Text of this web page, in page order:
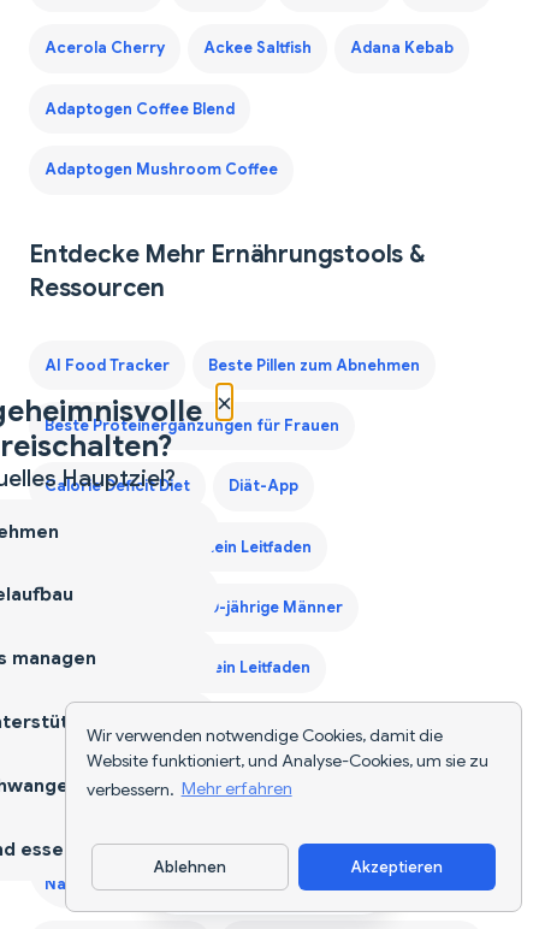
Wir verwenden notwendige Cookies, damit die
Website funktioniert, und Analyse-Cookies, um sie zu
verbessern. Mehr erfahren
Ablehnen Akzeptieren
Acerola Cherry Ackee Saltfish Adana Kebab
Adaptogen Coffee Blend
Adaptogen Mushroom Coffee
Entdecke Mehr Ernährungstools &
Ressourcen
AI Food Tracker Beste Pillen zum Abnehmen
Beste Proteinergänzungen für Frauen
Calorie Deficit Diet Diät-App
Drittes Trimester Protein Leitfaden
Ernährungsplan für 40-jährige Männer
Erstes Trimester Protein Leitfaden
Gewichtszunahme Diätplan Deutschland
Kalorien für deutsches Essen berechnen
Kalorienzähler für deutsche Gerichte - Sofortige
Nährwertangaben für jede Mahlzeit — 2026
App herunterladen
×
Hauptziel?
managen
essen